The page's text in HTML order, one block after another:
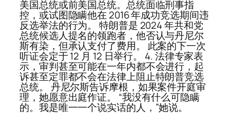
美国总统或前美国总统。总统面临刑事指
控，或试图隐瞒他在 2016 年成功竞选期间违
反选举法的行为。 特朗普是 2024 年共和党
总统候选人提名的领跑者，他否认与丹尼尔
斯有染，但承认支付了费用。 此案的下一次
听证会定于 12 月 12 日举行。 4. 法律专家表
示，审判甚至可能在一年内都不会进行，起
诉甚至定罪都不会在法律上阻止特朗普竞选
总统。 丹尼尔斯告诉摩根，如果案件开庭审
理，她愿意出庭作证。 “我没有什么可隐瞒
的。我是唯一一个说实话的人，”她说。